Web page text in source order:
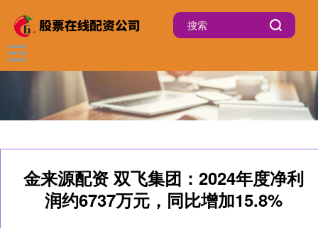
金来源配资 双飞集团：2024年度净利
润约6737万元，同比增加15.8%